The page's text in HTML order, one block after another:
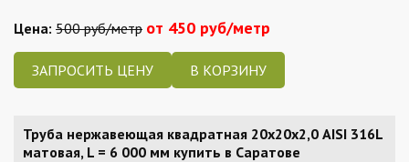
Цена: 500 руб/метр от 450 руб/метр
ЗАПРОСИТЬ ЦЕНУ
Труба нержавеющая квадратная 20х20х2,0 AISI 316L
матовая, L = 6 000 мм купить в Саратове